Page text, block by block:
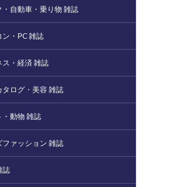
・自動車・乗り物 雑誌
ン・PC 雑誌
ス・経済 雑誌
タログ・美容 雑誌
・動物 雑誌
ファッション 雑誌
誌